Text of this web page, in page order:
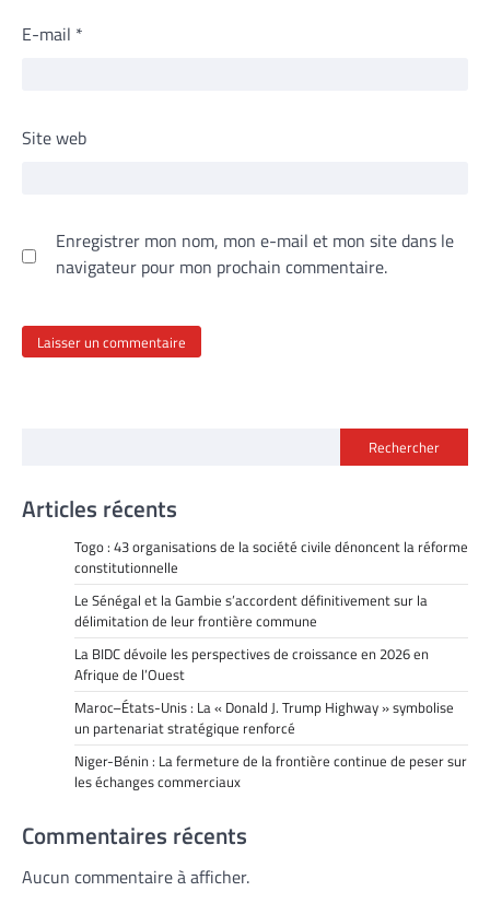
E-mail *
Site web
Enregistrer mon nom, mon e-mail et mon site dans le
navigateur pour mon prochain commentaire.
Rechercher
Articles récents
Togo : 43 organisations de la société civile dénoncent la réforme
constitutionnelle
Le Sénégal et la Gambie s’accordent définitivement sur la
délimitation de leur frontière commune
La BIDC dévoile les perspectives de croissance en 2026 en
Afrique de l’Ouest
Maroc–États-Unis : La « Donald J. Trump Highway » symbolise
un partenariat stratégique renforcé
Niger-Bénin : La fermeture de la frontière continue de peser sur
les échanges commerciaux
Commentaires récents
Aucun commentaire à afficher.